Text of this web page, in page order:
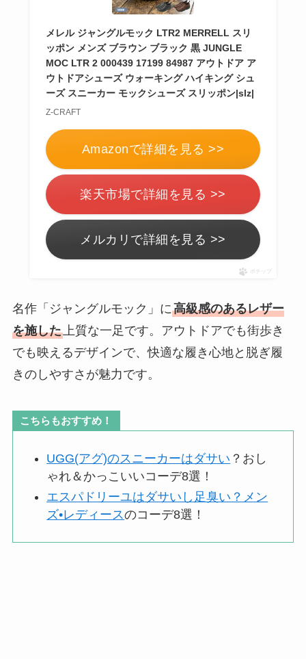
メレル ジャングルモック LTR2 MERRELL スリ
ッポン メンズ ブラウン ブラック 黒 JUNGLE
MOC LTR 2 000439 17199 84987 アウトドア ア
ウトドアシューズ ウォーキング ハイキング シュ
ーズ スニーカー モックシューズ スリッポン|slz|
Z-CRAFT
Amazonで詳細を見る >>
楽天市場で詳細を見る >>
メルカリで詳細を見る >>
ポチップ
名作「ジャングルモック」に高級感のあるレザー
を施した上質な一足です。アウトドアでも街歩き
でも映えるデザインで、快適な履き心地と脱ぎ履
きのしやすさが魅力です。
こちらもおすすめ！
UGG(アグ)のスニーカーはダサい ？おし
ゃれ＆かっこいいコーデ8選！
エスパドリーユはダサいし足臭い？メン
ズ•レディースのコーデ8選！